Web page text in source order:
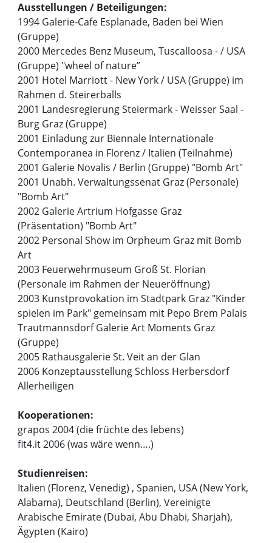
Ausstellungen / Beteiligungen:
1994 Galerie-Cafe Esplanade, Baden bei Wien
(Gruppe)
2000 Mercedes Benz Museum, Tuscalloosa - / USA
(Gruppe) "wheel of nature”
2001 Hotel Marriott - New York / USA (Gruppe) im
Rahmen d. Steirerballs
2001 Landesregierung Steiermark - Weisser Saal -
Burg Graz (Gruppe)
2001 Einladung zur Biennale Internationale
Contemporanea in Florenz / Italien (Teilnahme)
2001 Galerie Novalis / Berlin (Gruppe) "Bomb Art"
2001 Unabh. Verwaltungssenat Graz (Personale)
"Bomb Art"
2002 Galerie Artrium Hofgasse Graz
(Präsentation) "Bomb Art"
2002 Personal Show im Orpheum Graz mit Bomb
Art
2003 Feuerwehrmuseum Groß St. Florian
(Personale im Rahmen der Neueröffnung)
2003 Kunstprovokation im Stadtpark Graz "Kinder
spielen im Park" gemeinsam mit Pepo Brem Palais
Trautmannsdorf Galerie Art Moments Graz
(Gruppe)
2005 Rathausgalerie St. Veit an der Glan
2006 Konzeptausstellung Schloss Herbersdorf
Allerheiligen
Kooperationen:
grapos 2004 (die früchte des lebens)
fit4.it 2006 (was wäre wenn….)
Studienreisen:
Italien (Florenz, Venedig) , Spanien, USA (New York,
Alabama), Deutschland (Berlin), Vereinigte
Arabische Emirate (Dubai, Abu Dhabi, Sharjah),
Ägypten (Kairo)